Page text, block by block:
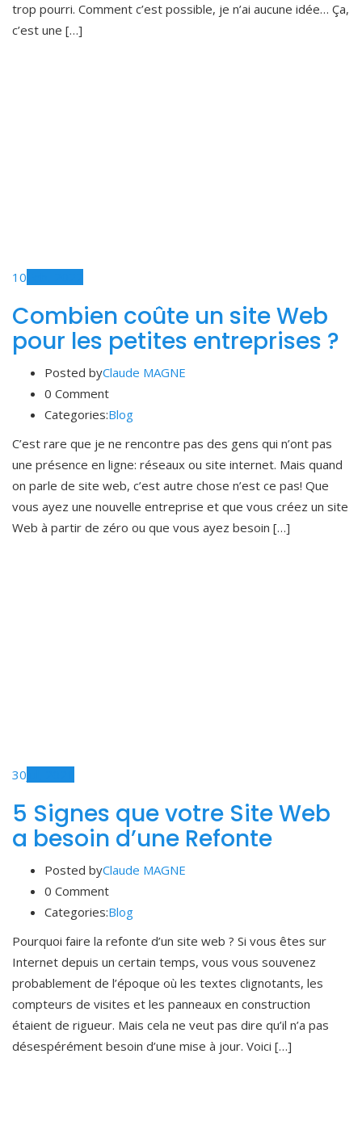
trop pourri. Comment c’est possible, je n’ai aucune idée… Ça,
c’est une […]
10
Combien coûte un site Web
pour les petites entreprises ?
Posted byClaude MAGNE
0 Comment
Categories:Blog
C’est rare que je ne rencontre pas des gens qui n’ont pas
une présence en ligne: réseaux ou site internet. Mais quand
on parle de site web, c’est autre chose n’est ce pas! Que
vous ayez une nouvelle entreprise et que vous créez un site
Web à partir de zéro ou que vous ayez besoin […]
30
5 Signes que votre Site Web
a besoin d’une Refonte
Posted byClaude MAGNE
0 Comment
Categories:Blog
Pourquoi faire la refonte d’un site web ? Si vous êtes sur
Internet depuis un certain temps, vous vous souvenez
probablement de l’époque où les textes clignotants, les
compteurs de visites et les panneaux en construction
étaient de rigueur. Mais cela ne veut pas dire qu’il n’a pas
désespérément besoin d’une mise à jour. Voici […]